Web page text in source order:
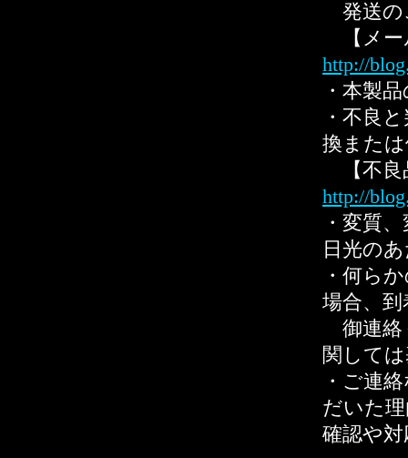
発送の
【メー
http://
・本製
・不良
換また
【不
http://
・変質
日光の
・何ら
場合、
御連絡
関して
・ご連
だいた
確認や